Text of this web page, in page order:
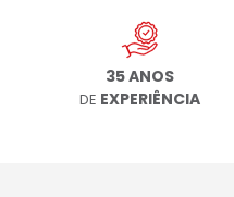
35 ANOS
DE EXPERIÊNCIA